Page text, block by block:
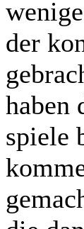
der
haben
spiele